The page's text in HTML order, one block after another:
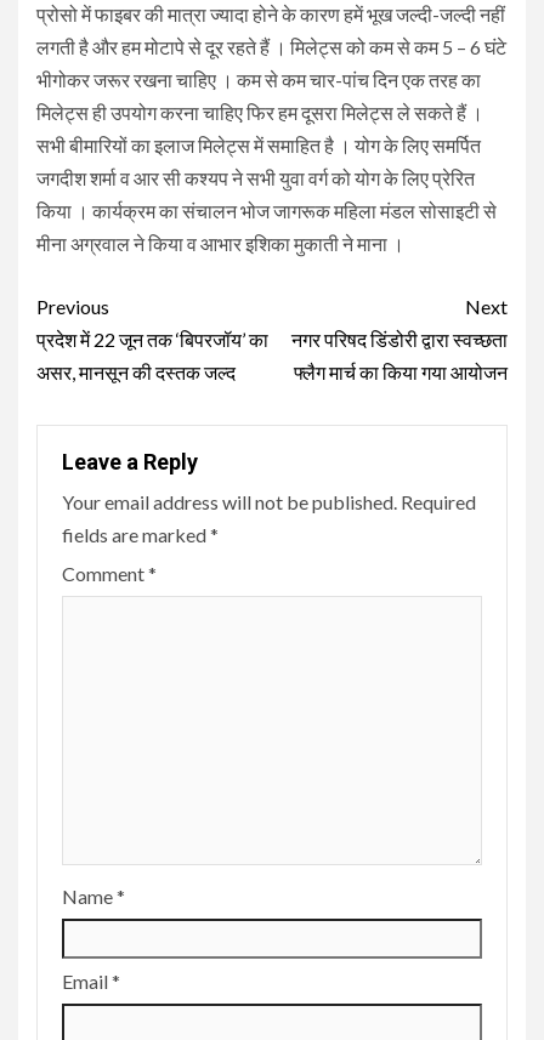
प्रोसो में फाइबर की मात्रा ज्यादा होने के कारण हमें भूख जल्दी-जल्दी नहीं
लगती है और हम मोटापे से दूर रहते हैं । मिलेट्स को कम से कम 5 – 6 घंटे
भीगोकर जरूर रखना चाहिए । कम से कम चार-पांच दिन एक तरह का
मिलेट्स ही उपयोग करना चाहिए फिर हम दूसरा मिलेट्स ले सकते हैं ।
सभी बीमारियों का इलाज मिलेट्स में समाहित है । योग के लिए समर्पित
जगदीश शर्मा व आर सी कश्यप ने सभी युवा वर्ग को योग के लिए प्रेरित
किया । कार्यक्रम का संचालन भोज जागरूक महिला मंडल सोसाइटी से
मीना अग्रवाल ने किया व आभार इशिका मुकाती ने माना ।
Continue
Reading
Previous
प्रदेश में 22 जून तक ‘बिपरजॉय’ का
असर, मानसून की दस्तक जल्द
Next
नगर परिषद डिंडोरी द्वारा स्वच्छता
फ्लैग मार्च का किया गया आयोजन
Leave a Reply
Your email address will not be published. Required
fields are marked*
Comment*
Name*
Email*